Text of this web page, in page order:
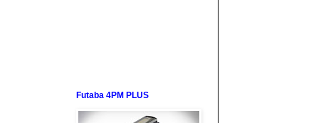
Futaba 4PM PLUS